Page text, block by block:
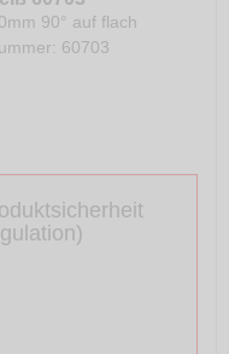
90° auf flach
60703